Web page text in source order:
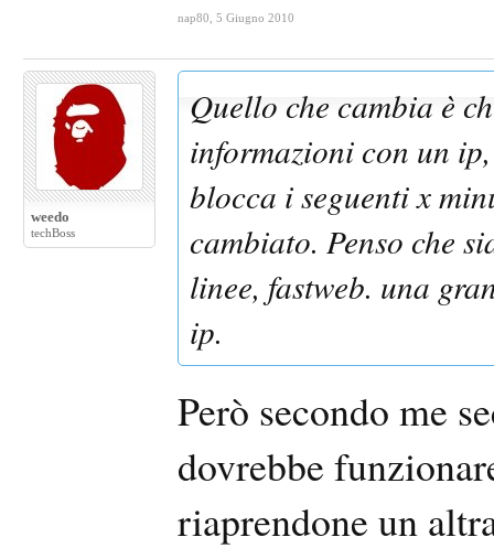
nap80 5 Giugno 2010
weedo
techBoss
Quello che cambia è
informazioni con un
blocca i seguenti x
cambiato. Penso che
linee, fastweb. una
ip.
Però secondo me
dovrebbe
riaprendone un